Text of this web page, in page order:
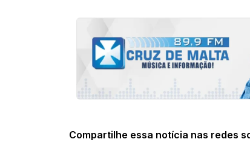
Compartilhe essa notícia nas redes